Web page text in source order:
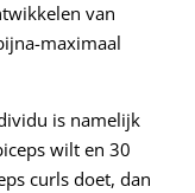
van
maximaal
is namelijk
wilt en 30
curls doet, dan